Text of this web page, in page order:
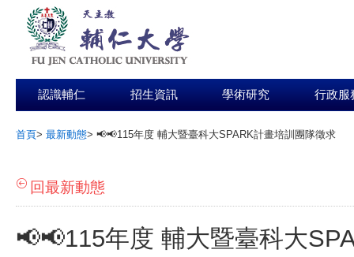
認識輔仁 招生資訊 學術研究 行政服
首頁> 最新動態> 📢📢115年度 輔大暨臺科大SPARK計畫培訓團隊徵求
回最新動態
📢📢115年度 輔大暨臺科大